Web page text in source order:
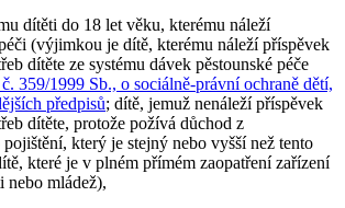
dítěti do 18 let věku, kterému náleží
(výjimkou je dítě, kterému náleží příspěvek
dítěte ze systému dávek pěstounské péče
359/1999 Sb., o sociálně-právní ochraně dětí,
předpisů; dítě, jemuž nenáleží příspěvek
dítěte, protože požívá důchod z
který je stejný nebo vyšší než tento
které je v plném přímém zaopatření zařízení
nebo mládež),